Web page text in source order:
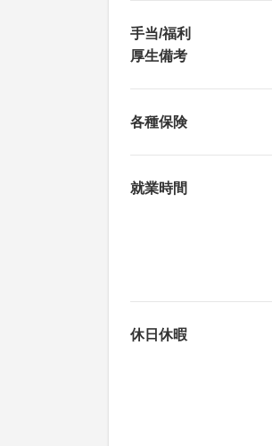
手当/福利
厚生備考
各種保険
就業時間
休日休暇